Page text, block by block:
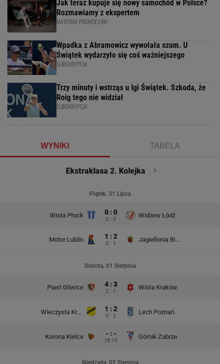
Jak teraz kupuje się nowy samochód w Polsce?
Rozmawiamy z ekspertem
MATERIAŁ PROMOCYJNY
Wpadka z Abramowicz wywołała szum. U
Świątek wydarzyło się coś ważniejszego
SUBSKRYPCJA
Trzy minuty i wstrząs u Igi Świątek. Szkoda, że
Roig tego nie widział
SUBSKRYPCJA
WYNIKI TABELA
Ekstraklasa 2. Kolejka
Piątek, 31 Lipca
Wisła Płock 0 : 0
0 : 0
Widzew Łódź
Motor Lublin 1 : 2
0 : 1
Jagiellonia Białystok
Sobota, 01 Sierpnia
Piast Gliwice 4 : 3
2 : 1
Wisła Kraków
Wieczysta Kraków 1 : 2
0 : 2
Lech Poznań
Korona Kielce - : -
18:15
Górnik Zabrze